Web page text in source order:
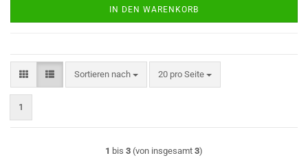
IN DEN WARENKORB
Sortieren nach
Sortieren nach 20 pro Seite
pro Seite
1
1 bis 3 (von insgesamt 3)